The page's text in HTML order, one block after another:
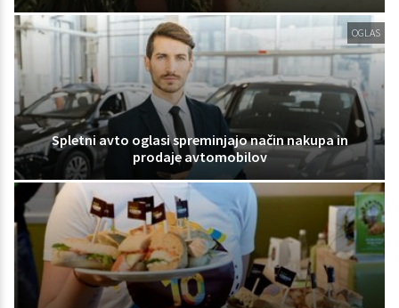
OGLAS
Spletni avto oglasi spreminjajo način nakupa in
prodaje avtomobilov